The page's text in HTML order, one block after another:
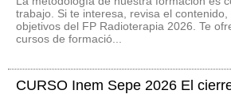
trabajo. Si te interesa, revisa el
objetivos del FP Radioterapia 2026. Te
cursos de formació...
CURSO Inem Sepe 2026 El